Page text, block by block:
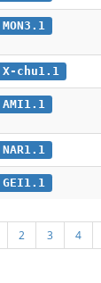
MON3.1
X-chu1.1
AMI1.1
NAR1.1
GEI1.1
2 3 4